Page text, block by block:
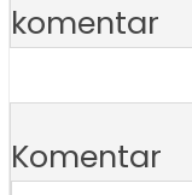
komentar
Komentar